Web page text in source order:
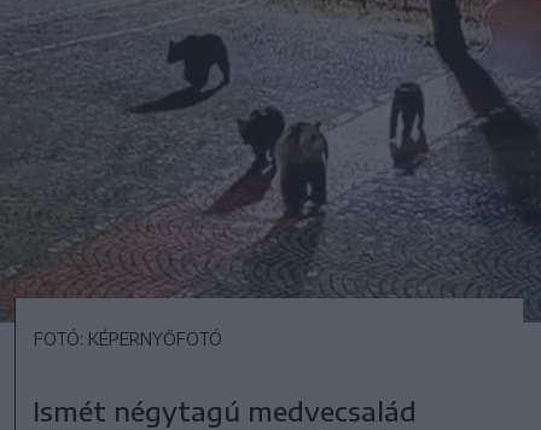
FOTÓ: KÉPERNYŐFOTÓ
Ismét négytagú medvecsalád